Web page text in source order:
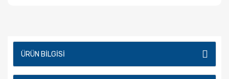
ÜRÜN BILGISI